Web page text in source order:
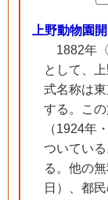
上野動物園
1882年
として、
式名称は
する。こ
（1924年
ついてい
る。他の
日）、都